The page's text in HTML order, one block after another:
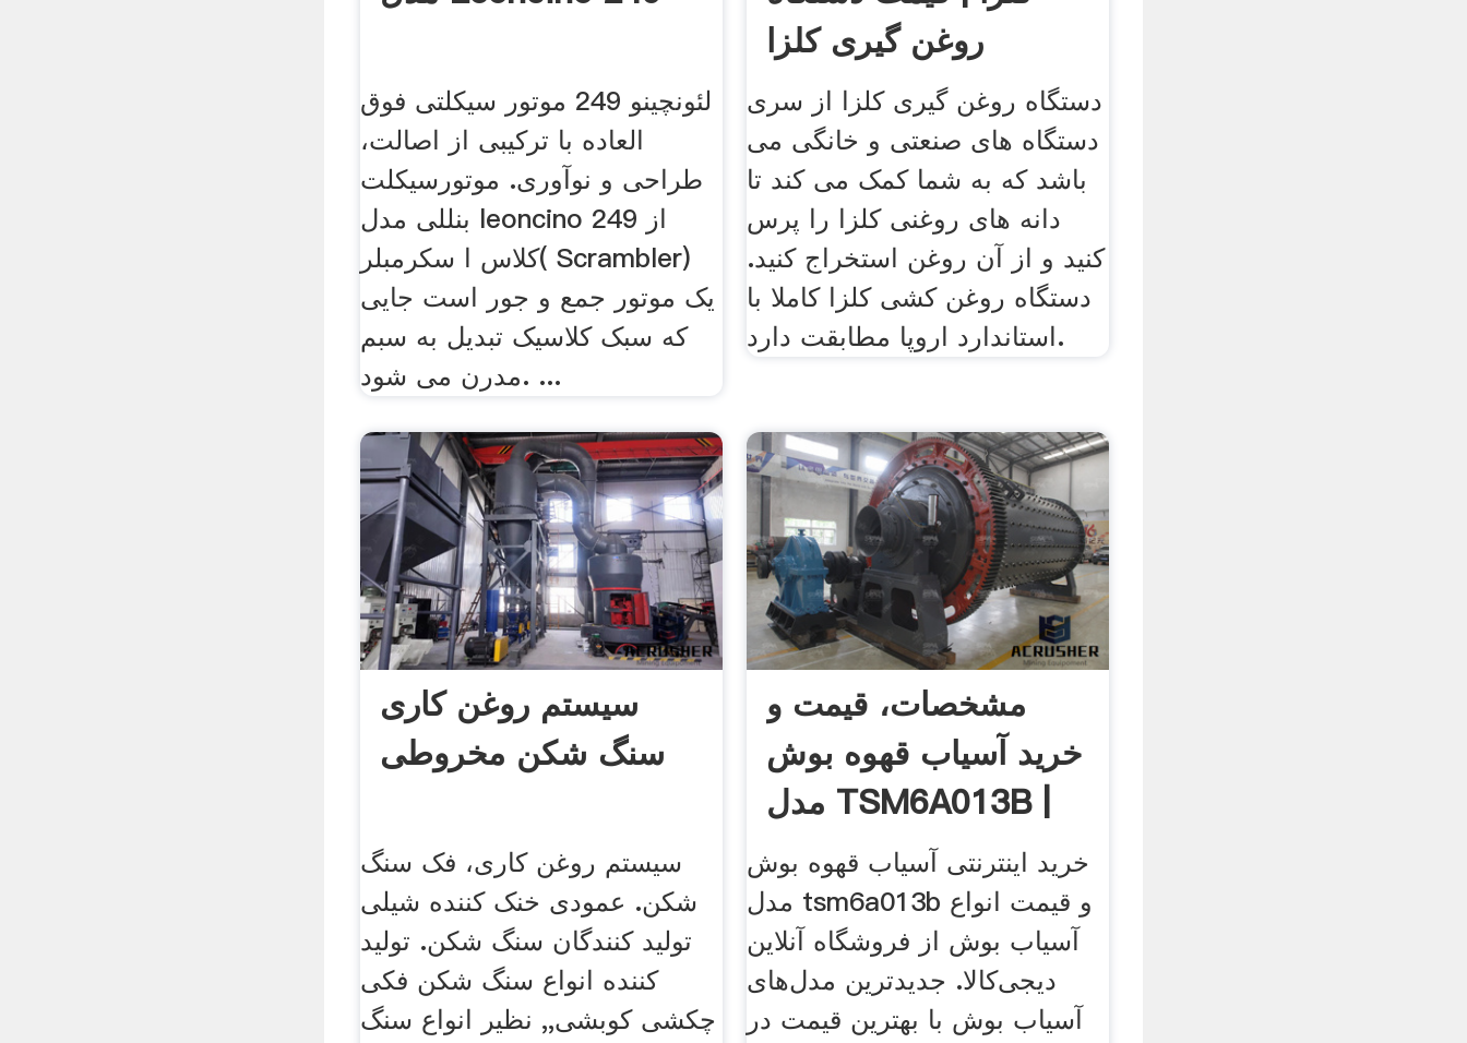
لئونچینو 249 موتور سیکلتی فوق
العاده با ترکیبی از اصالت،
طراحی و نوآوری. موتورسیکلت
بنللی مدل leoncino 249 از
کلاس ا سکرمبلر( Scrambler)
یک موتور جمع و جور است جایی
که سبک کلاسیک تبدیل به سبم
مدرن می شود. ...
روغن گیری کلزا
بکردانه
دستگاه روغن گیری کلزا از سری
دستگاه های صنعتی و خانگی می
باشد که به شما کمک می کند تا
دانه های روغنی کلزا را پرس
کنید و از آن روغن استخراج کنید.
دستگاه روغن کشی کلزا کاملا با
استاندارد اروپا مطابقت دارد.
سیستم روغن کاری
سنگ شکن مخروطی
سیستم روغن کاری، فک سنگ
شکن. عمودی خنک کننده شیلی
تولید کنندگان سنگ شکن. تولید
کننده انواع سنگ شکن فکی
چکشی کوبشی,, نظیر انواع سنگ
مشخصات، قیمت و
خرید آسیاب قهوه بوش
مدل TSM6A013B |
دیجی‌کالا
خرید اینترنتی آسیاب قهوه بوش
مدل tsm6a013b و قیمت انواع
آسیاب بوش از فروشگاه آنلاین
دیجی‌کالا. جدیدترین مدل‌های
آسیاب بوش با بهترین قیمت در